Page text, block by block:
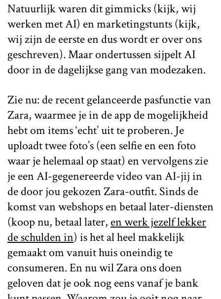
Natuurlijk waren dit gimmicks (kijk, wij
werken met AI) en marketingstunts (kijk,
wij zijn de eerste en dus wordt er over ons
geschreven). Maar ondertussen sijpelt AI
door in de dagelijkse gang van modezaken.
Zie nu: de recent gelanceerde pasfunctie van
Zara, waarmee je in de app de mogelijkheid
hebt om items ‘echt’ uit te proberen. Je
uploadt twee foto’s (een selfie en een foto
waar je helemaal op staat) en vervolgens zie
je een AI-gegenereerde video van AI-jij in
de door jou gekozen Zara-outfit. Sinds de
komst van webshops en betaal later-diensten
(koop nu, betaal later, en werk jezelf lekker
de schulden in) is het al heel makkelijk
gemaakt om vanuit huis oneindig te
consumeren. En nu wil Zara ons doen
geloven dat je ook nog eens vanaf je bank